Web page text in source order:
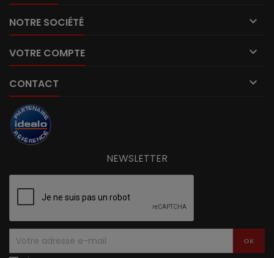
NOTRE SOCIÉTÉ 
VOTRE COMPTE 
CONTACT 
NEWSLETTER